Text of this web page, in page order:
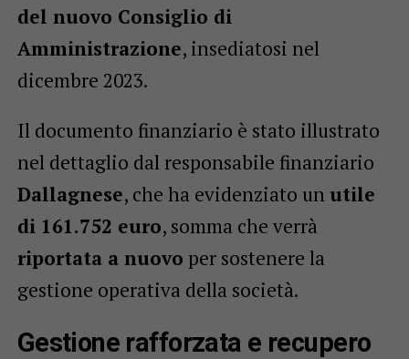
del nuovo Consiglio di
Amministrazione, insediatosi nel
dicembre 2023.
Il documento finanziario è stato illustrato
nel dettaglio dal responsabile finanziario
Dallagnese, che ha evidenziato un utile
di 161.752 euro, somma che verrà
riportata a nuovo per sostenere la
gestione operativa della società.
Gestione rafforzata e recupero